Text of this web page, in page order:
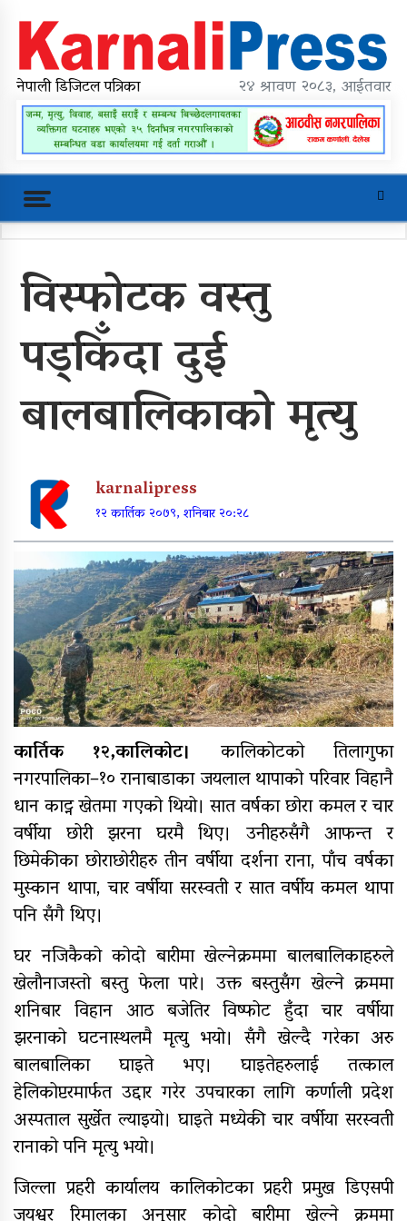
content
karnalipress
Online News Portal
नेपाली डिजिटल पत्रिका २४ श्रावण २०८३, आईतवार
महावै गाउँपालिकाको प्रशासकीय भवन
शिलान्यास
पूर्वाधार र कृषि केन्द्रित बजेट
खुर्रा खोलाको पुल ४ वर्षदेखि अलपत्र
व्यक्तिगत लगानीमा भगवान शिवको मूर्ति
स्थापना
अन्तर जिल्ला पालिकास्तरीय समन्वय
बैठक महाबुधाममा सम्पन्न
यौनिक तथा लैङ्गिक अल्पसंख्यक
बालबालिका तथा समुदायका मुद्दाका
विषयमा शिक्षकहरुलाई तालिम
प्रतियोगिता सुरु
गर्भवतीको हेलिकप्टरबाट उद्धार
आर्थिक गणनाकाे लागि खटिए गणक
आजदेखि देशभर आर्थिक गणना सुरु हुँदै
विस्फोटक वस्तु
पड्किँदा दुई
बालबालिकाको मृत्यु
karnalipress
१२ कार्तिक २०७९, शनिबार २०:२८
कार्तिक १२,कालिकोट। कालिकोटको तिलागुफा
नगरपालिका–१० रानाबाडाका जयलाल थापाको परिवार विहानै
धान काट्न खेतमा गएको थियो। सात वर्षका छोरा कमल र चार
वर्षीया छोरी झरना घरमै थिए। उनीहरुसँगै आफन्त र
छिमेकीका छोराछोरीहरु तीन वर्षीया दर्शना राना, पाँच वर्षका
मुस्कान थापा, चार वर्षीया सरस्वती र सात वर्षीय कमल थापा
पनि सँगै थिए।
घर नजिकैको कोदो बारीमा खेल्नेक्रममा बालबालिकाहरुले
खेलौनाजस्तो बस्तु फेला पारे। उक्त बस्तुसँग खेल्ने क्रममा
शनिबार विहान आठ बजेतिर विष्फोट हुँदा चार वर्षीया
झरनाको घटनास्थलमै मृत्यु भयो। सँगै खेल्दै गरेका अरु
बालबालिका घाइते भए। घाइतेहरुलाई तत्काल
हेलिकोप्टरमार्फत उद्दार गरेर उपचारका लागि कर्णाली प्रदेश
अस्पताल सुर्खेत ल्याइयो। घाइते मध्येकी चार वर्षीया सरस्वती
रानाको पनि मृत्यु भयो।
जिल्ला प्रहरी कार्यालय कालिकोटका प्रहरी प्रमुख डिएसपी